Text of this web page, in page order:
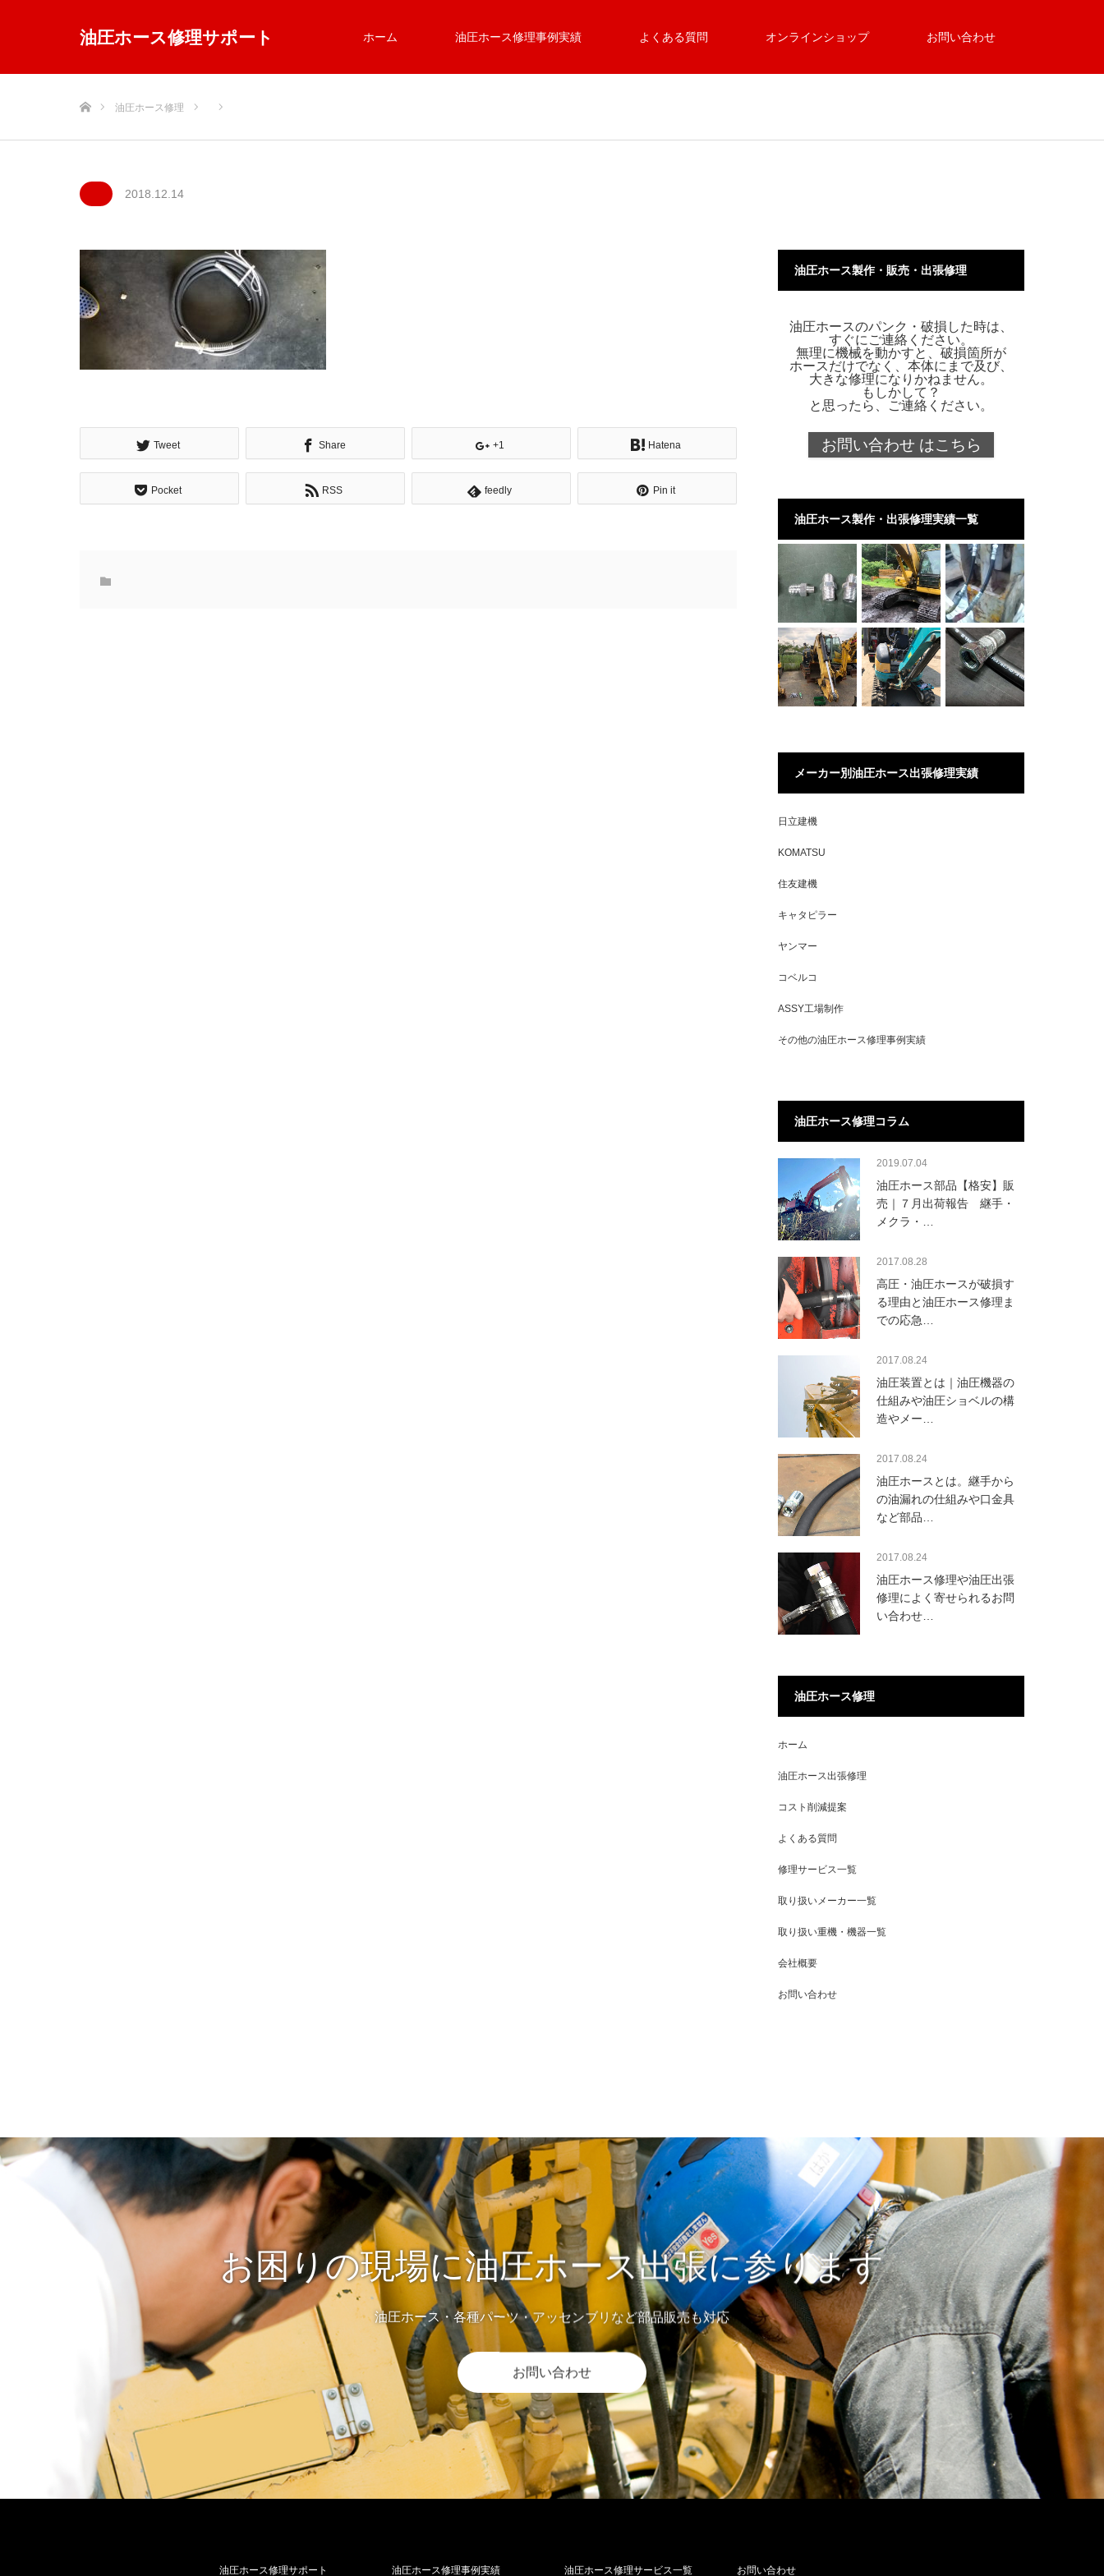
油圧ホース修理サポート ホーム 油圧ホース修理事例実績 よくある質問 オンラインショップ お問い合わせ
油圧ホース修理
2018.12.14
Tweet Share +1 Hatena
Pocket RSS feedly Pin it
油圧ホース製作・販売・出張修理
油圧ホースのパンク・破損した時は、
すぐにご連絡ください。
無理に機械を動かすと、破損箇所が
ホースだけでなく、本体にまで及び、
大きな修理になりかねません。
もしかして？
と思ったら、ご連絡ください。
お問い合わせ はこちら
油圧ホース製作・出張修理実績一覧
メーカー別油圧ホース出張修理実績
日立建機
KOMATSU
住友建機
キャタピラー
ヤンマー
コベルコ
ASSY工場制作
その他の油圧ホース修理事例実績
油圧ホース修理コラム
2019.07.04
油圧ホース部品【格安】販
売｜７月出荷報告 継手・
メクラ・…
2017.08.28
高圧・油圧ホースが破損す
る理由と油圧ホース修理ま
での応急…
2017.08.24
油圧装置とは｜油圧機器の
仕組みや油圧ショベルの構
造やメー…
2017.08.24
油圧ホースとは。継手から
の油漏れの仕組みや口金具
など部品…
2017.08.24
油圧ホース修理や油圧出張
修理によく寄せられるお問
い合わせ…
油圧ホース修理
ホーム
油圧ホース出張修理
コスト削減提案
よくある質問
修理サービス一覧
取り扱いメーカー一覧
取り扱い重機・機器一覧
会社概要
お問い合わせ
お困りの現場に油圧ホース出張に参ります
油圧ホース・各種パーツ・アッセンブリなど部品販売も対応
お問い合わせ
油圧ホース修理サポート 油圧ホース修理事例実績 油圧ホース修理サービス一覧 お問い合わせ